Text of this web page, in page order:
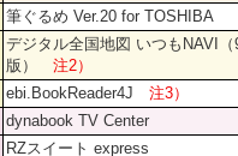
筆ぐるめ Ver.20 for TOSHIBA
デジタル全国地図 いつもNAVI（
版） 注2）
ebi.BookReader4J 注3）
dynabook TV Center
RZスイート express